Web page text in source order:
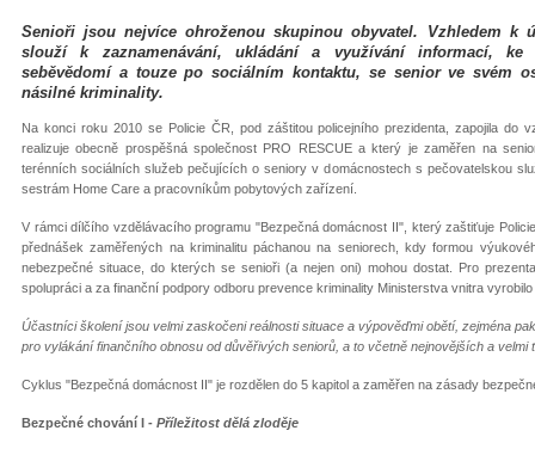
Senioři jsou nejvíce ohroženou skupinou obyvatel. Vzhledem k
slouží k zaznamenávání, ukládání a využívání informací, ke
seběvědomí a touze po sociálním kontaktu, se senior ve svém
násilné kriminality.
Na konci roku 2010 se Policie ČR, pod záštitou policejního prezidenta, zapojila do
realizuje obecně prospěšná společnost PRO RESCUE a který je zaměřen na
terénních sociálních služeb pečujících o seniory v domácnostech s pečovatelskou
sestrám Home Care a pracovníkům pobytových zařízení.
V rámci dílčího vzdělávacího programu "Bezpečná domácnost II", který zaštiťuje
přednášek zaměřených na kriminalitu páchanou na seniorech, kdy formou
nebezpečné situace, do kterých se senioři (a nejen oni) mohou dostat. Pro
spolupráci a za finanční podpory odboru prevence kriminality Ministerstva vnitra
Účastníci školení jsou velmi zaskočeni reálnosti situace a výpověďmi obětí, zejména
pro vylákání finančního obnosu od důvěřivých seniorů, a to včetně nejnovějších a
Cyklus "Bezpečná domácnost II" je rozdělen do 5 kapitol a zaměřen na zásady
Bezpečné chování I - Příležitost dělá zloděje